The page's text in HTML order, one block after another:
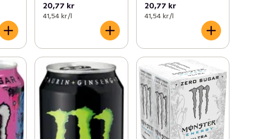
20,77 kr
41,54 kr /l
20,77 kr
41,54 kr /l